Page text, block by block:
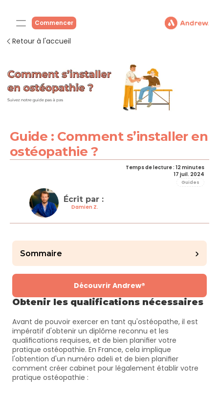
Commencer
Retour à l'accueil
Guide : Comment s’installer en
ostéopathie ?
Temps de lecture : 12 minutes
17 juil. 2024
Guides
Écrit par :
Damien Z.
Sommaire ›
Découvrir Andrew®
Obtenir les qualifications nécessaires
Avant de pouvoir exercer en tant qu'ostéopathe, il est
impératif d'obtenir un diplôme reconnu et les
qualifications requises, et de bien planifier votre
pratique ostéopathie. En France, cela implique
l'obtention d'un numéro adeli et de bien planifier
comment créer cabinet pour légalement établir votre
pratique ostéopathie :